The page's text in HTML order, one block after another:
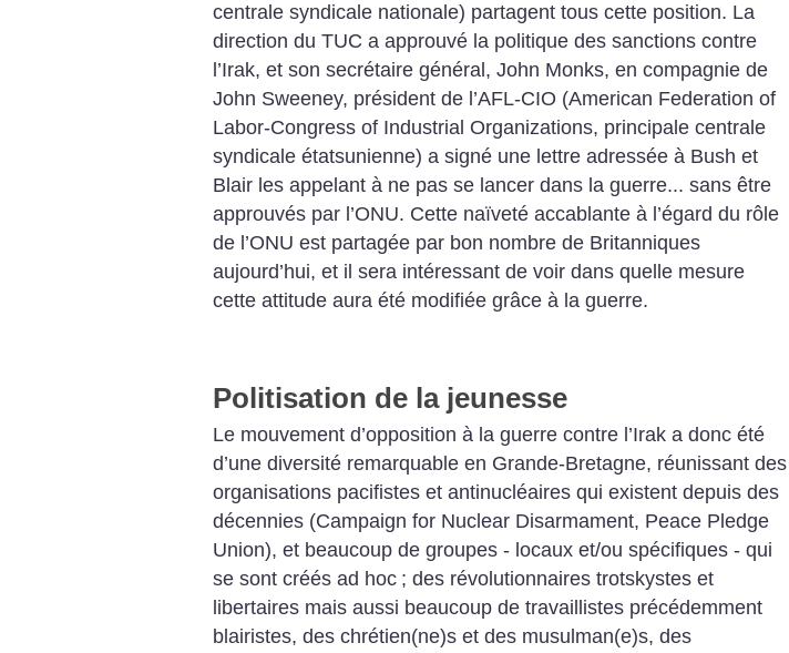
centrale syndicale nationale) partagent tous cette position. La
direction du TUC a approuvé la politique des sanctions contre
l’Irak, et son secrétaire général, John Monks, en compagnie de
John Sweeney, président de l’AFL-CIO (American Federation of
Labor-Congress of Industrial Organizations, principale centrale
syndicale étatsunienne) a signé une lettre adressée à Bush et
Blair les appelant à ne pas se lancer dans la guerre... sans être
approuvés par l’ONU. Cette naïveté accablante à l’égard du rôle
de l’ONU est partagée par bon nombre de Britanniques
aujourd’hui, et il sera intéressant de voir dans quelle mesure
cette attitude aura été modifiée grâce à la guerre.
Politisation de la jeunesse
Le mouvement d’opposition à la guerre contre l’Irak a donc été
d’une diversité remarquable en Grande-Bretagne, réunissant des
organisations pacifistes et antinucléaires qui existent depuis des
décennies (Campaign for Nuclear Disarmament, Peace Pledge
Union), et beaucoup de groupes - locaux et/ou spécifiques - qui
se sont créés ad hoc ; des révolutionnaires trotskystes et
libertaires mais aussi beaucoup de travaillistes précédemment
blairistes, des chrétien(ne)s et des musulman(e)s, des